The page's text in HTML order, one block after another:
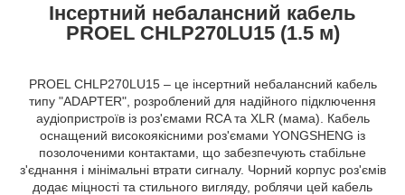
Інсертний небалансний кабель
PROEL CHLP270LU15 (1.5 м)
PROEL CHLP270LU15 – це інсертний небалансний кабель
типу "ADAPTER", розроблений для надійного підключення
аудіопристроїв із роз'ємами RCA та XLR (мама). Кабель
оснащений високоякісними роз'ємами YONGSHENG із
позолоченими контактами, що забезпечують стабільне
з'єднання і мінімальні втрати сигналу. Чорний корпус роз'ємів
додає міцності та стильного вигляду, роблячи цей кабель